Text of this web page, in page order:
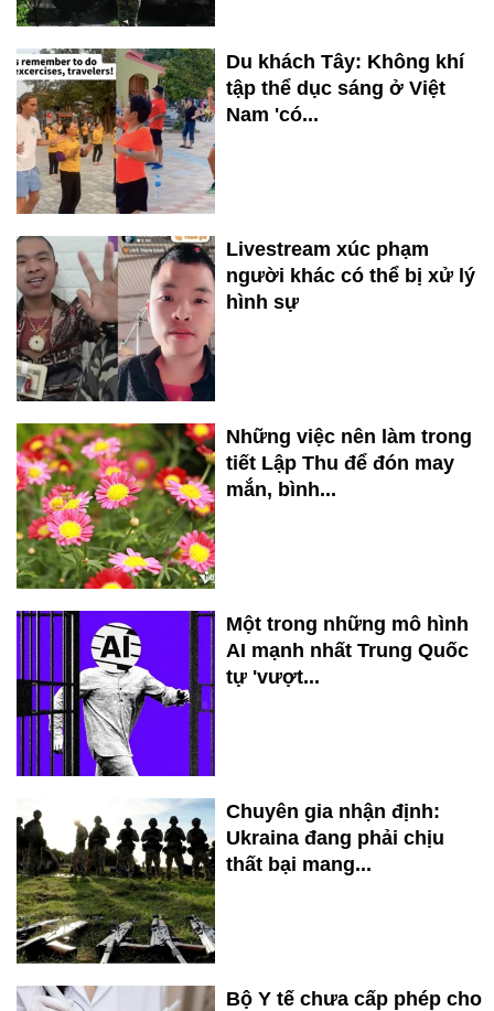
Du khách Tây: Không khí
tập thể dục sáng ở Việt
Nam 'có...
Livestream xúc phạm
người khác có thể bị xử lý
hình sự
Những việc nên làm trong
tiết Lập Thu để đón may
mắn, bình...
Một trong những mô hình
AI mạnh nhất Trung Quốc
tự 'vượt...
Chuyên gia nhận định:
Ukraina đang phải chịu
thất bại mang...
Bộ Y tế chưa cấp phép cho